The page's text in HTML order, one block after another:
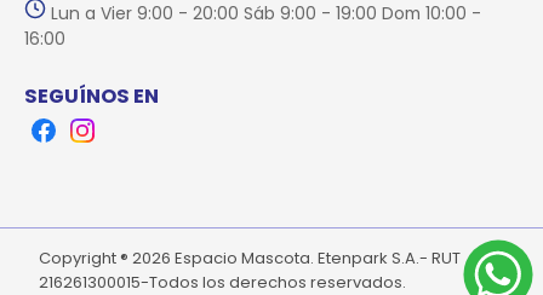
Lun a Vier 9:00 - 20:00 Sáb 9:00 - 19:00 Dom 10:00 -
16:00
SEGUÍNOS EN
FacebookInstagram
Copyright ® 2026 Espacio Mascota. Etenpark S.A.- RUT
216261300015-Todos los derechos reservados.